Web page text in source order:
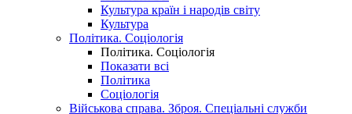
Культура країн і народів світу
Культура
Політика. Соціологія
Політика. Соціологія
Показати всі
Політика
Соціологія
Військова справа. Зброя. Спеціальні служби